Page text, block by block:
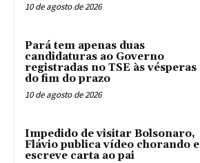
10 de agosto de 2026
Pará tem apenas duas
candidaturas ao Governo
registradas no TSE às vésperas
do fim do prazo
10 de agosto de 2026
Impedido de visitar Bolsonaro,
Flávio publica vídeo chorando e
escreve carta ao pai